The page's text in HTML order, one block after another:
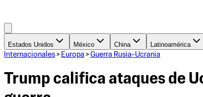
Estados Unidos México China Latinoamérica
Internacionales > Europa > Guerra Rusia-Ucrania
Trump califica ataques de